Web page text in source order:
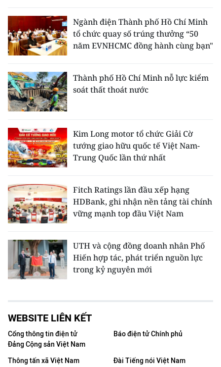
Ngành điện Thành phố Hồ Chí Minh
tổ chức quay số trúng thưởng “50
năm EVNHCMC đồng hành cùng bạn"
Thành phố Hồ Chí Minh nỗ lực kiểm
soát thất thoát nước
Kim Long motor tổ chức Giải Cờ
tướng giao hữu quốc tế Việt Nam-
Trung Quốc lần thứ nhất
Fitch Ratings lần đầu xếp hạng
HDBank, ghi nhận nền tảng tài chính
vững mạnh top đầu Việt Nam
UTH và cộng đồng doanh nhân Phố
Hiến hợp tác, phát triển nguồn lực
trong kỷ nguyên mới
WEBSITE LIÊN KẾT
Cổng thông tin điện tử
Đảng Cộng sản Việt Nam
Báo điện tử Chính phủ
Thông tấn xã Việt Nam
Đài Tiếng nói Việt Nam